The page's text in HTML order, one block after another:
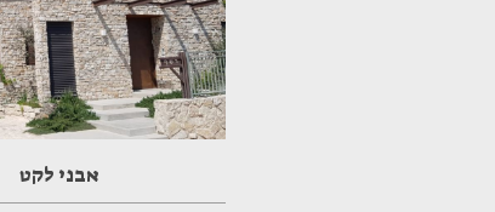
אבני לקט